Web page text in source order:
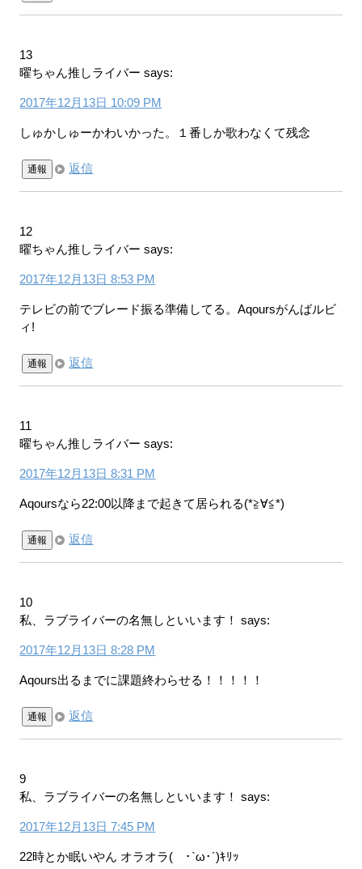
13
曜ちゃん推しライバー says:
2017年12月13日 10:09 PM
しゅかしゅーかわいかった。１番しか歌わなくて残念
通報 返信
12
曜ちゃん推しライバー says:
2017年12月13日 8:53 PM
テレビの前でブレード振る準備してる。Aqoursがんばルビ
ィ!
通報 返信
11
曜ちゃん推しライバー says:
2017年12月13日 8:31 PM
Aqoursなら22:00以降まで起きて居られる(*≧∀≦*)
通報 返信
10
私、ラブライバーの名無しといいます！
says:
2017年12月13日 8:28 PM
Aqours出るまでに課題終わらせる！！！！！
通報 返信
9
私、ラブライバーの名無しといいます！
says:
2017年12月13日 7:45 PM
22時とか眠いやん オラオラ( ･`ω･´)ｷﾘｯ